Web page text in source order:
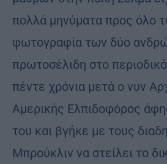
πολλά μηνύματα προς όλο
φωτογραφία των δύο
πρωτοσέλιδη στο
πέντε χρόνια μετά ο νυν
Αμερικής Ελπιδοφόρος
του και βγήκε με τους
Μπρούκλιν να στείλει το